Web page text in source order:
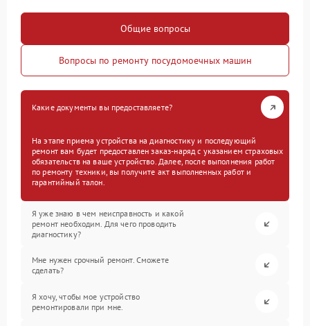
Общие вопросы
Вопросы по ремонту посудомоечных машин
Какие документы вы предоставляете?
На этапе приема устройства на диагностику и последующий
ремонт вам будет предоставлен заказ-наряд с указанием страховых
обязательств на ваше устройство. Далее, после выполнения работ
по ремонту техники, вы получите акт выполненных работ и
гарантийный талон.
Я уже знаю в чем неисправность и какой
ремонт необходим. Для чего проводить
диагностику?
Мне нужен срочный ремонт. Сможете
сделать?
Я хочу, чтобы мое устройство
ремонтировали при мне.